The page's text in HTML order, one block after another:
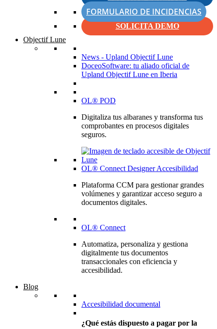
FORMULARIO DE INCIDENCIAS
SOLICITA DEMO
Objectif Lune
News - Upland Objectif Lune
DoceoSoftware: tu aliado oficial de
Upland Objectif Lune en Iberia
OL® POD
Digitaliza tus albaranes y transforma tus
comprobantes en procesos digitales
seguros.
OL® Connect Designer Accesibilidad
Plataforma CCM para gestionar grandes
volúmenes y garantizar acceso seguro a
documentos digitales.
OL® Connect
Automatiza, personaliza y gestiona
digitalmente tus documentos
transaccionales con eficiencia y
accesibilidad.
Blog
Accesibilidad documental
¿Qué estás dispuesto a pagar por la